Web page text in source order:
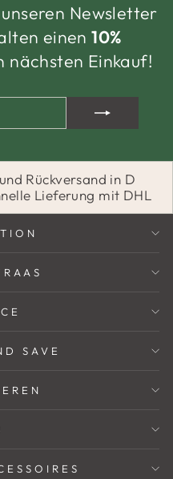
Newsletter
einen10%
nächsten Einkauf!
Rückversand in D
Lieferung mit DHL
SAVE